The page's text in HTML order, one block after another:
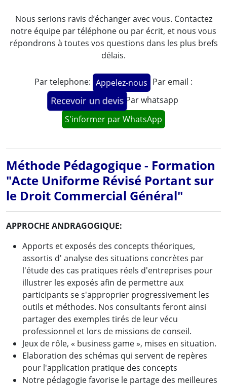
Nous serions ravis d’échanger avec vous. Contactez
notre équipe par téléphone ou par écrit, et nous vous
répondrons à toutes vos questions dans les plus brefs
délais.
Par telephone: Appelez-nous Par email :
Recevoir un devis Par whatsapp
S'informer par WhatsApp
Méthode Pédagogique - Formation
"Acte Uniforme Révisé Portant sur
le Droit Commercial Général"
APPROCHE ANDRAGOGIQUE:
Apports et exposés des concepts théoriques,
assortis d' analyse des situations concrètes par
l'étude des cas pratiques réels d'entreprises pour
illustrer les exposés afin de permettre aux
participants se s'approprier progressivement les
outils et méthodes. Nos consultants feront ainsi
partager des exemples tirés de leur vécu
professionnel et lors de missions de conseil.
Jeux de rôle, « business game », mises en situation.
Elaboration des schémas qui servent de repères
pour l'application pratique des concepts
Notre pédagogie favorise le partage des meilleures